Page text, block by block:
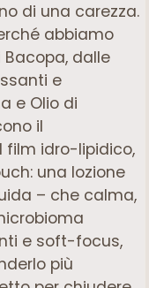
di una carezza.
abbiamo
dalle
e
e Olio di
il
film idro-lipidico,
una lozione
– che calma,
e soft-focus,
più